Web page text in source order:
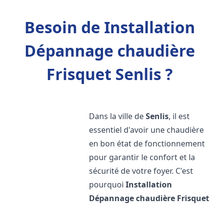
Besoin de Installation
Dépannage chaudière
Frisquet Senlis ?
Dans la ville deSenlis, il est
essentiel d'avoir une chaudière
en bon état de fonctionnement
pour garantir le confort et la
sécurité de votre foyer. C'est
pourquoiInstallation
Dépannage chaudière Frisquet